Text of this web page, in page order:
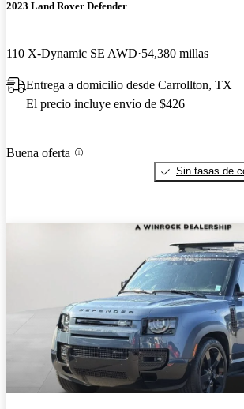
2023 Land Rover Defender
110 X-Dynamic SE AWD 54,380 millas
Entrega a domicilio desde Carrollton, TX
El precio incluye envío de $426
Buena oferta
Sin tasas de